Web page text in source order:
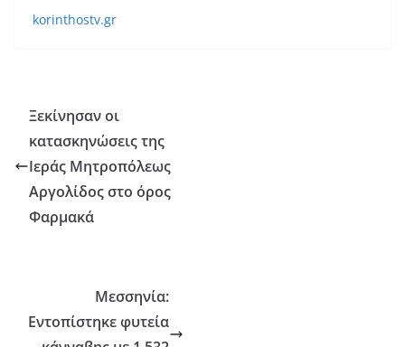
korinthostv.gr
Ξεκίνησαν οι
κατασκηνώσεις της
Ιεράς Μητροπόλεως
Αργολίδος στο όρος
Φαρμακά
Μεσσηνία:
Εντοπίστηκε φυτεία